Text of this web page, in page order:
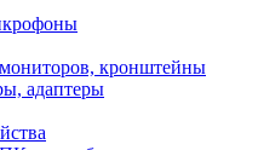
кронштейны
адаптеры